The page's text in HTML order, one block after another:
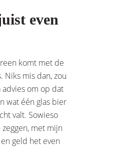
even
komt met de
Niks mis dan, zou
advies om op dat
wat één glas bier
valt. Sowieso
met mijn
geld het even